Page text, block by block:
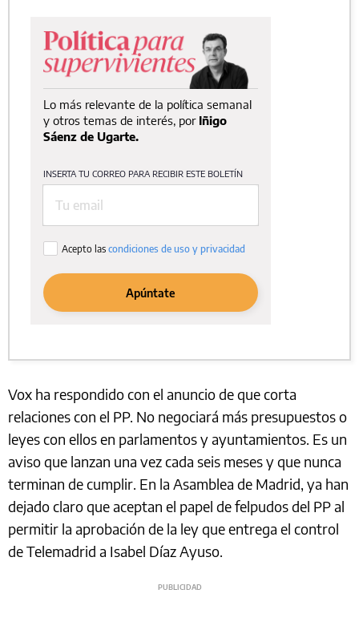
Vox ha respondido con el anuncio de que corta
relaciones con el PP. No negociará más presupuestos o
leyes con ellos en parlamentos y ayuntamientos. Es un
aviso que lanzan una vez cada seis meses y que nunca
terminan de cumplir. En la Asamblea de Madrid, ya han
dejado claro que aceptan el papel de felpudos del PP al
permitir la aprobación de la ley que entrega el control
de Telemadrid a Isabel Díaz Ayuso.